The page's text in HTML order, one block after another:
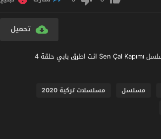
تحميل
مشاهدة مسلسل انت اطرق بابي الحلقة 4 مترجم عربي اون لاين مشاهدة و تحميل مباشر مسلسل Sen Çal Kapımı انت اطرق بابي حلقة 4
مسلسل
مسلسلات تركية 2020